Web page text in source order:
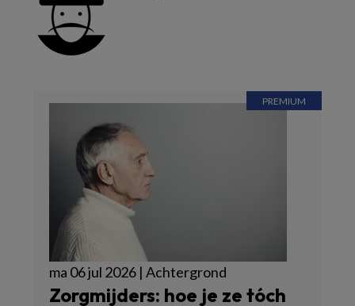
ma 06 jul 2026 | Achtergrond
Zorgmijders: hoe je ze tóch